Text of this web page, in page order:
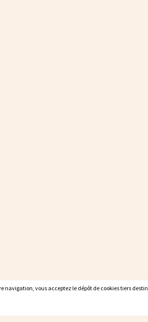
navigation, vous acceptez le dépôt de cookies tiers
navigation, vous acceptez le dépôt de cookies tiers